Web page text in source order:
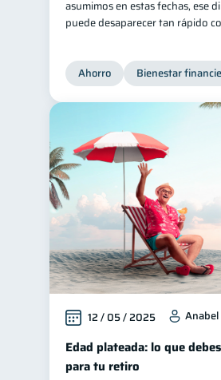
asumimos en estas fechas, ese
puede desaparecer tan rápido
Ahorro Bienestar
12 / 05 / 2025
Edad plateada: lo que
para tu retiro